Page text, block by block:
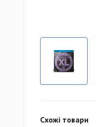
Схожі товари